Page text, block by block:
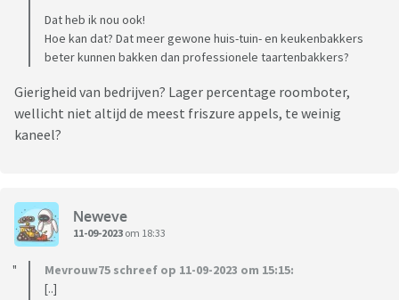
Dat heb ik nou ook!
Hoe kan dat? Dat meer gewone huis-tuin- en keukenbakkers
beter kunnen bakken dan professionele taartenbakkers?
Gierigheid van bedrijven? Lager percentage roomboter,
wellicht niet altijd de meest friszure appels, te weinig
kaneel?
Neweve
11-09-2023 om 18:33
Mevrouw75 schreef op 11-09-2023 om 15:15:
[..]